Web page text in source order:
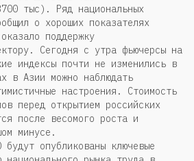
тыс). Ряд национальных
о хороших показателях
поддержку
Сегодня с утра фьючерсы на
индексы почти не изменились в
в Азии можно наблюдать
настроения. Стоимость
перед открытием российских
после весомого роста и
минусе.
опубликованы ключевые